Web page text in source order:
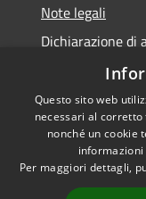
Note legali
Dichiarazione di
Dichiarazione
RSS
Accessibilità
Questo sito web
necessari al
nonché un cookie
Per maggiori dettagli,